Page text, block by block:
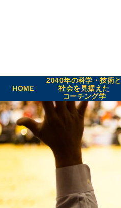
HOME
2040年の科学・技術と
社会を見据えた
コーチング学